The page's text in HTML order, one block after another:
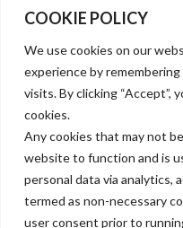
COOKIE POLICY
We use cookies on our
experience by
visits. By clicking “Accept”,
cookies.
Any cookies that may not
website to function and is
personal data via analytics,
termed as non-necessary
user consent prior to
Le dôme nécessite des
Il est nécessaire d’assainir
la voûte.
FAIRE UN DON